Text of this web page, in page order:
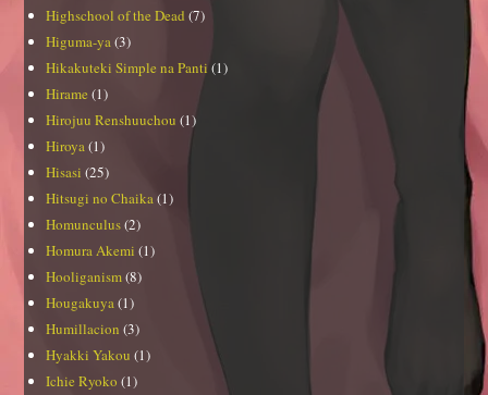
Highschool of the Dead (7)
Higuma-ya (3)
Hikakuteki Simple na Panti (1)
Hirame (1)
Hirojuu Renshuuchou (1)
Hiroya (1)
Hisasi (25)
Hitsugi no Chaika (1)
Homunculus(2)
Homura Akemi (1)
Hooliganism (8)
Hougakuya (1)
Humillacion (3)
Hyakki Yakou (1)
Ichie Ryoko (1)